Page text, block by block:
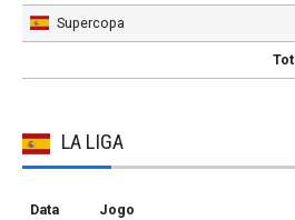
Supercopa
LA LIGA
Data Jogo